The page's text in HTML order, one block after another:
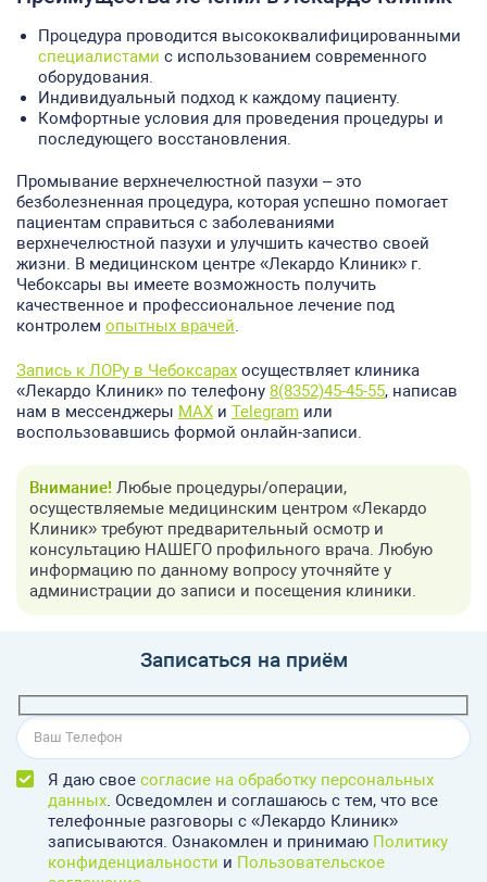
Процедура проводится высококвалифицированными
специалистами с использованием современного
оборудования.
Индивидуальный подход к каждому пациенту.
Комфортные условия для проведения процедуры и
последующего восстановления.
Промывание верхнечелюстной пазухи – это
безболезненная процедура, которая успешно помогает
пациентам справиться с заболеваниями
верхнечелюстной пазухи и улучшить качество своей
жизни. В медицинском центре «Лекардо Клиник» г.
Чебоксары вы имеете возможность получить
качественное и профессиональное лечение под
контролем опытных врачей.
Запись к ЛОРу в Чебоксарах осуществляет клиника
«Лекардо Клиник» по телефону 8(8352)45-45-55, написав
нам в мессенджеры MAX и Telegram или
воспользовавшись формой онлайн-записи.
Внимание! Любые процедуры/операции,
осуществляемые медицинским центром «Лекардо
Клиник» требуют предварительный осмотр и
консультацию НАШЕГО профильного врача. Любую
информацию по данному вопросу уточняйте у
администрации до записи и посещения клиники.
Записаться на приём
Я даю свое согласие на обработку персональных
данных. Осведомлен и соглашаюсь с тем, что все
телефонные разговоры с «Лекардо Клиник»
записываются. Ознакомлен и принимаю Политику
конфиденциальности и Пользовательское